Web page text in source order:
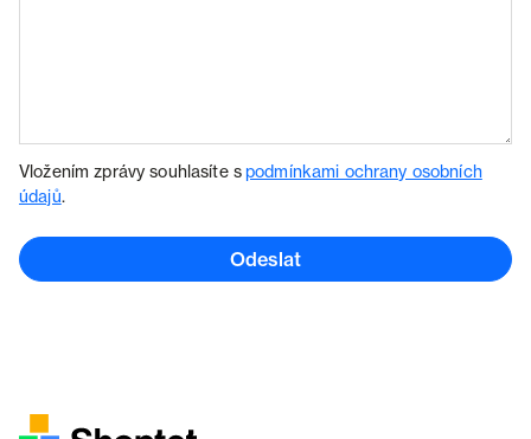
Vložením zprávy souhlasíte spodmínkami ochrany osobních
údajů.
Odeslat